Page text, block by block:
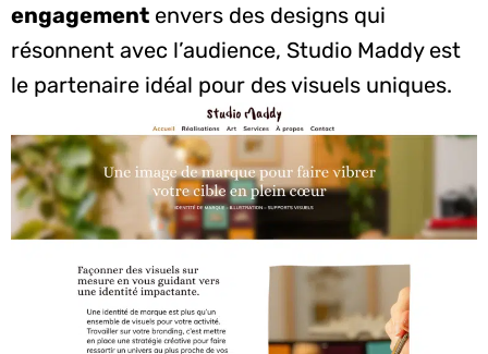
engagement envers des designs qui
résonnent avec l’audience, Studio Maddy est
le partenaire idéal pour des visuels uniques.